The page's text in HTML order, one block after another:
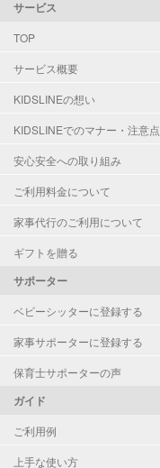
サービス
TOP
サービス概要
KIDSLINEの想い
KIDSLINEでのマナー・注意点
安心安全への取り組み
ご利用料金について
家事代行のご利用について
ギフトを贈る
サポーター
ベビーシッターに登録する
家事サポーターに登録する
保育士サポーターの声
ガイド
ご利用例
上手な使い方